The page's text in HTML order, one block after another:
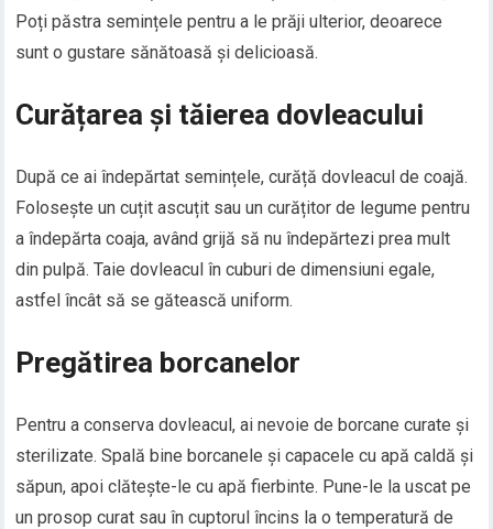
Poți păstra semințele pentru a le prăji ulterior, deoarece
sunt o gustare sănătoasă și delicioasă.
Curățarea și tăierea dovleacului
După ce ai îndepărtat semințele, curăță dovleacul de coajă.
Folosește un cuțit ascuțit sau un curățitor de legume pentru
a îndepărta coaja, având grijă să nu îndepărtezi prea mult
din pulpă. Taie dovleacul în cuburi de dimensiuni egale,
astfel încât să se gătească uniform.
Pregătirea borcanelor
Pentru a conserva dovleacul, ai nevoie de borcane curate și
sterilizate. Spală bine borcanele și capacele cu apă caldă și
săpun, apoi clătește-le cu apă fierbinte. Pune-le la uscat pe
un prosop curat sau în cuptorul încins la o temperatură de